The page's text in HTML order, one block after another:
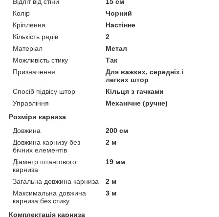
Колір
Чорний
Кріплення
Настінне
Кількість рядів
2
Матеріал
Метал
Можливість стику
Так
Призначення
Для важких, середніх і
легких штор
Спосіб підвісу штор
Кільця з гачками
Управління
Механічне (ручне)
Розміри карниза
Довжина
200 см
Довжина карнизу без
бічних елементів
2 м
Діаметр штангового
карниза
19 мм
Загальна довжина карниза
2 м
Максимальна довжина
карниза без стику
3 м
Комплектація карниза